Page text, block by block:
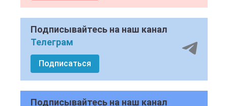
Подписывайтесь на наш канал
Телеграм
Подписаться
Подписывайтесь на наш канал